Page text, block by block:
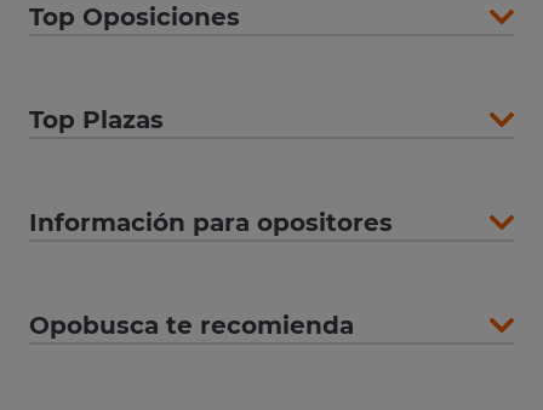
Top Oposiciones
Top Plazas
Información para opositores
Opobusca te recomienda